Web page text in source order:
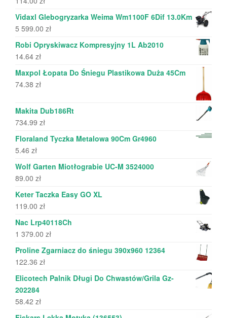
Vidaxl Glebogryzarka Weima Wm1100F 6Dif 13.0Km
5 599.00 zł
Robi Opryskiwacz Kompresyjny 1L Ab2010
14.64 zł
Maxpol Łopata Do Śniegu Plastikowa Duża 45Cm
74.38 zł
Makita Dub186Rt
734.99 zł
Floraland Tyczka Metalowa 90Cm Gr4960
5.46 zł
Wolf Garten Miotłograbie UC-M 3524000
89.00 zł
Keter Taczka Easy GO XL
119.00 zł
Nac Lrp40118Ch
1 379.00 zł
Proline Zgarniacz do śniegu 390x960 12364
122.36 zł
Elicotech Palnik Długi Do Chwastów/Grila Gz-
202284
58.42 zł